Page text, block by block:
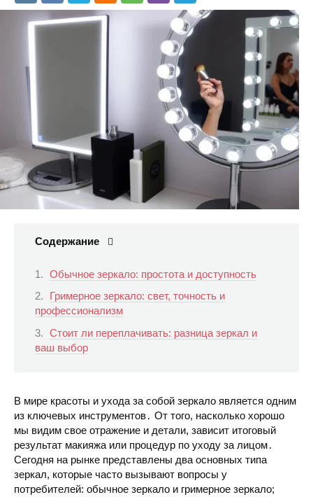
Содержание
Обычное зеркало: простота и доступность
Гримерное зеркало: свет, точность и
профессионализм
Стоит ли переплачивать: разница зеркал и
ваш выбор
В мире красоты и ухода за собой зеркало является одним
из ключевых инструментов․ От того, насколько хорошо
мы видим свое отражение и детали, зависит итоговый
результат макияжа или процедур по уходу за лицом․
Сегодня на рынке представлены два основных типа
зеркал, которые часто вызывают вопросы у
потребителей: обычное зеркало и гримерное зеркало;